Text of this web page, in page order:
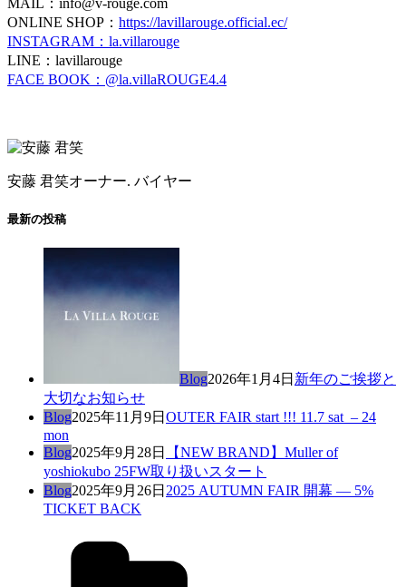
ONLINE SHOP： https://lavillarouge.official.ec/
INSTAGRAM：la.villarouge
LINE：lavillarouge
FACE BOOK：@la.villaROUGE4.4
安藤 君笑オーナー. バイヤー
最新の投稿
Blog2026年1月4日 新年のご挨拶と
大切なお知らせ
Blog2025年11月9日 OUTER FAIR start !!! 11.7 sat – 24
mon
Blog2025年9月28日
【NEW BRAND】Muller of
yoshiokubo 25FW取り扱いスタート
Blog2025年9月26日 2025 AUTUMN FAIR 開幕 — 5%
TICKET BACK